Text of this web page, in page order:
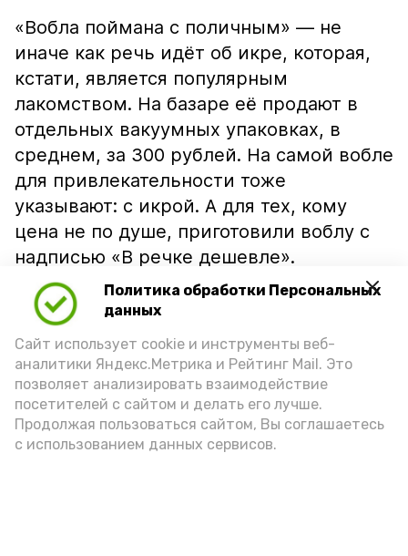
Политика обработки Персональных
данных
Сайт использует cookie и инструменты веб-
аналитики Яндекс.Метрика и Рейтинг Mail. Это
позволяет анализировать взаимодействие
посетителей с сайтом и делать его лучше.
Продолжая пользоваться сайтом, Вы соглашаетесь
с использованием данных сервисов.
«Вобла поймана с поличным» — не
иначе как речь идёт об икре, которая,
кстати, является популярным
лакомством. На базаре её продают в
отдельных вакуумных упаковках, в
среднем, за 300 рублей. На самой вобле
для привлекательности тоже
указывают: с икрой. А для тех, кому
цена не по душе, приготовили воблу с
надписью «В речке дешевле».